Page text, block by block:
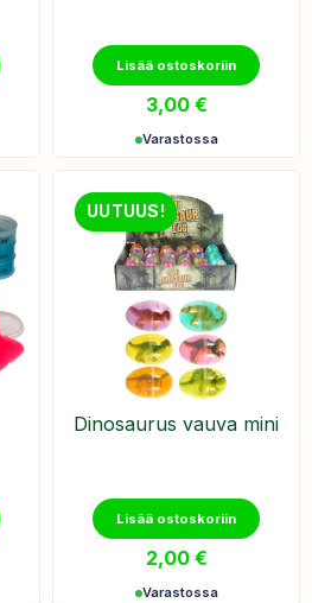
Lisää ostoskoriin
3,00 €
Varastossa
UUTUUS!
Dinosaurus vauva mini
Lisää ostoskoriin
2,00 €
Varastossa